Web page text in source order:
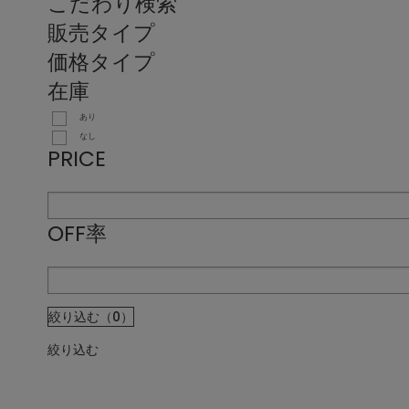
販売タイプ
価格タイプ
在庫
あり
なし
PRICE
OFF率
絞り込む（0）
絞り込む